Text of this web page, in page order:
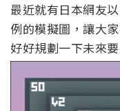
最近就有日本網友
例的模擬圖，讓大
好好規劃一下未來